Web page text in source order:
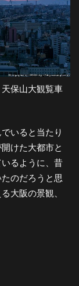
保山大観覧車
いると当たり
けた大都市と
るように、昔
のだろうと思
大阪の景観、